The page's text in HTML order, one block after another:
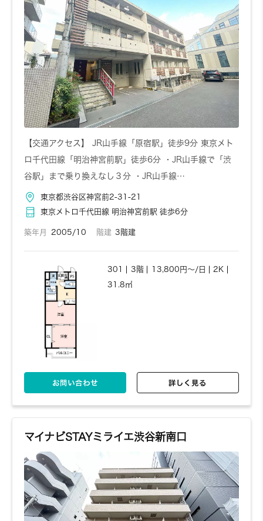
【交通アクセス】 JR山手線「原宿駅」徒歩9分 東京メト
ロ千代田線「明治神宮前駅」徒歩6分 ・JR山手線で「渋
谷駅」まで乗り換えなし３分 ・JR山手線…
東京都渋谷区神宮前2-31-21
東京メトロ千代田線 明治神宮前駅 徒歩6分
築年月 2005/10 階建 3階建
301 3階 13,800円～/日
2K
31.8㎡
お問い合わせ 詳しく見る
マイナビSTAYミライエ渋谷新南口